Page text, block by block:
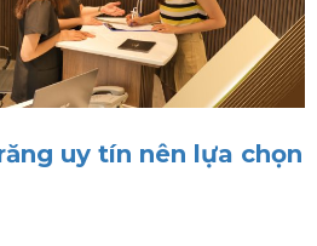
uy tín nên lựa chọn